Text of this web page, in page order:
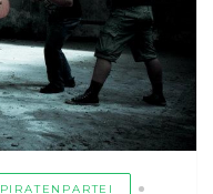
PIRATENPARTEI